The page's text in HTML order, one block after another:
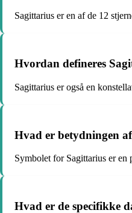
Sagittarius er en af de 12
Hvordan defineres
Sagittarius er også en
Hvad er betydningen
Symbolet for Sagittarius er en
Hvad er de specifikke